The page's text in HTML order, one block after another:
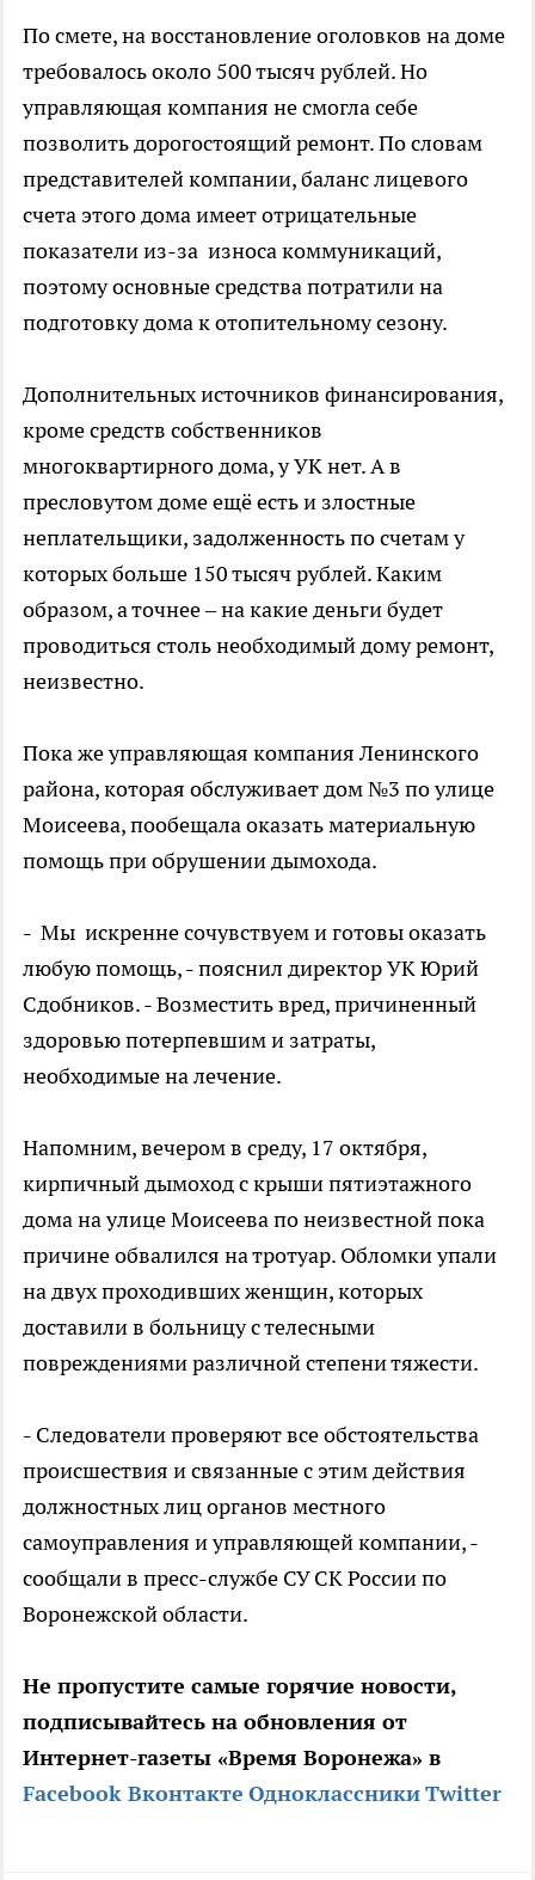
По смете, на восстановление оголовков на доме
требовалось около 500 тысяч рублей. Но
управляющая компания не смогла себе
позволить дорогостоящий ремонт. По словам
представителей компании, баланс лицевого
счета этого дома имеет отрицательные
показатели из-за износа коммуникаций,
поэтому основные средства потратили на
подготовку дома к отопительному сезону.
Дополнительных источников финансирования,
кроме средств собственников
многоквартирного дома, у УК нет. А в
пресловутом доме ещё есть и злостные
неплательщики, задолженность по счетам у
которых больше 150 тысяч рублей. Каким
образом, а точнее – на какие деньги будет
проводиться столь необходимый дому ремонт,
неизвестно.
Пока же управляющая компания Ленинского
района, которая обслуживает дом №3 по улице
Моисеева, пообещала оказать материальную
помощь при обрушении дымохода.
- Мы искренне сочувствуем и готовы оказать
любую помощь, - пояснил директор УК Юрий
Сдобников. - Возместить вред, причиненный
здоровью потерпевшим и затраты,
необходимые на лечение.
Напомним, вечером в среду, 17 октября,
кирпичный дымоход с крыши пятиэтажного
дома на улице Моисеева по неизвестной пока
причине обвалился на тротуар. Обломки упали
на двух проходивших женщин, которых
доставили в больницу с телесными
повреждениями различной степени тяжести.
- Следователи проверяют все обстоятельства
происшествия и связанные с этим действия
должностных лиц органов местного
самоуправления и управляющей компании, -
сообщали в пресс-службе СУ СК России по
Воронежской области.
Не пропустите самые горячие новости,
подписывайтесь на обновления от
Интернет-газеты «Время Воронежа» в
Facebook Вконтакте ОдноклассникиTwitter